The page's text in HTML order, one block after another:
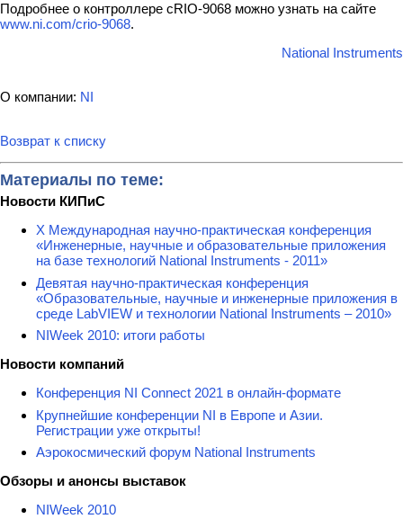
Подробнее о контроллере cRIO-9068 можно узнать на сайте
www.ni.com/crio-9068.
National Instruments
О компании: NI
Возврат к списку
Материалы по теме:
Новости КИПиС
X Международная научно-практическая конференция
«Инженерные, научные и образовательные приложения
на базе технологий National Instruments - 2011»
Девятая научно-практическая конференция
«Образовательные, научные и инженерные приложения в
среде LabVIEW и технологии National Instruments – 2010»
NIWeek 2010: итоги работы
Новости компаний
Конференция NI Connect 2021 в онлайн-формате
Крупнейшие конференции NI в Европе и Азии.
Регистрации уже открыты!
Аэрокосмический форум National Instruments
Обзоры и анонсы выставок
NIWeek 2010